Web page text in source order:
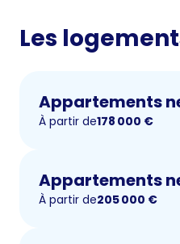
Les
Appartements
À partir de178 000 €
Appartements
À partir de205 000 €